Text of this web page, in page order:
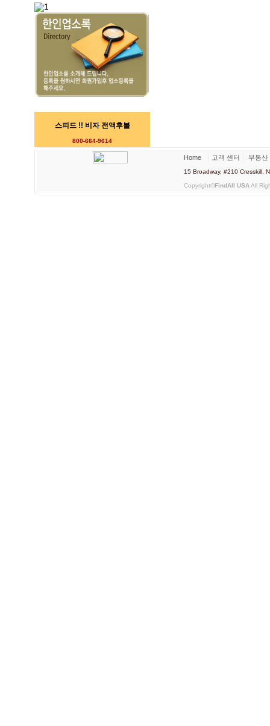
스피드 !! 비자 전액후불
800-664-9614
Home 고객 센터 부동산
15 Broadway, #210 Cresskill,
Copyright©FindAll USAAll